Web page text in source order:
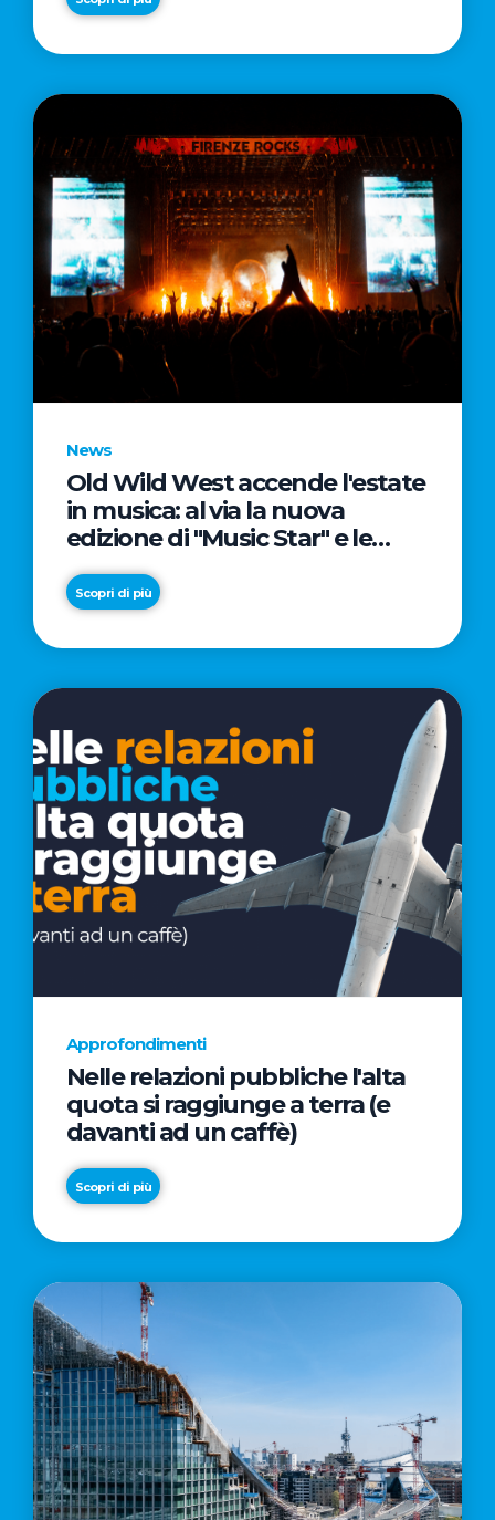
News
Old Wild West accende l'estate
in musica: al via la nuova
edizione di "Music Star" e le
prestigiose partnership con
Radio Italia e Live Nation
Scopri di più
Approfondimenti
Nelle relazioni pubbliche l'alta
quota si raggiunge a terra (e
davanti ad un caffè)
Scopri di più